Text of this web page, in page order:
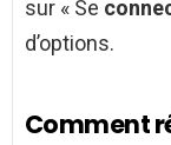
sur « Se
d’options.
Comment